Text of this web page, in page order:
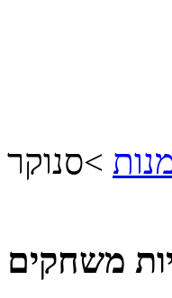
>סנוקר
משחקים